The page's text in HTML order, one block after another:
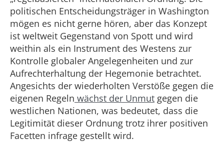
politischen Entscheidungsträger in Washington
mögen es nicht gerne hören, aber das Konzept
ist weltweit Gegenstand von Spott und wird
weithin als ein Instrument des Westens zur
Kontrolle globaler Angelegenheiten und zur
Aufrechterhaltung der Hegemonie betrachtet.
Angesichts der wiederholten Verstöße gegen die
eigenen Regeln wächst der Unmut gegen die
westlichen Nationen, was bedeutet, dass die
Legitimität dieser Ordnung trotz ihrer positiven
Facetten infrage gestellt wird.